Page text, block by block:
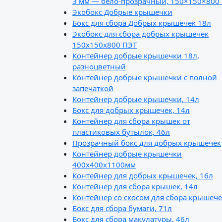
Экобокс Добрые крышечки
Бокс для сбора Добрых крышечек 18л
Экобокс для сбора добрых крышечек
150х150х800 ПЭТ
Контейнер добрые крышечки 18л,
разноцветный
Контейнер добрые крышечки с полной
запечаткой
Контейнер добрые крышечки, 14л
Бокс для добрых крышечек, 14л
Контейнер для сбора крышек от
пластиковых бутылок, 46л
Прозрачный бокс для добрых крышечек
Контейнер добрые крышечки
400х400х1100мм
Контейнер для добрых крышечек, 16л
Контейнер для сбора крышек, 14л
Контейнер со скосом для сбора
Бокс для сбора бумаги, 71л
Бокс для сбора макулатуры, 46л